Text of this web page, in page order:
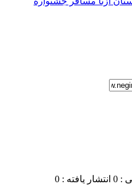
: 0 انتشار یافته : 0